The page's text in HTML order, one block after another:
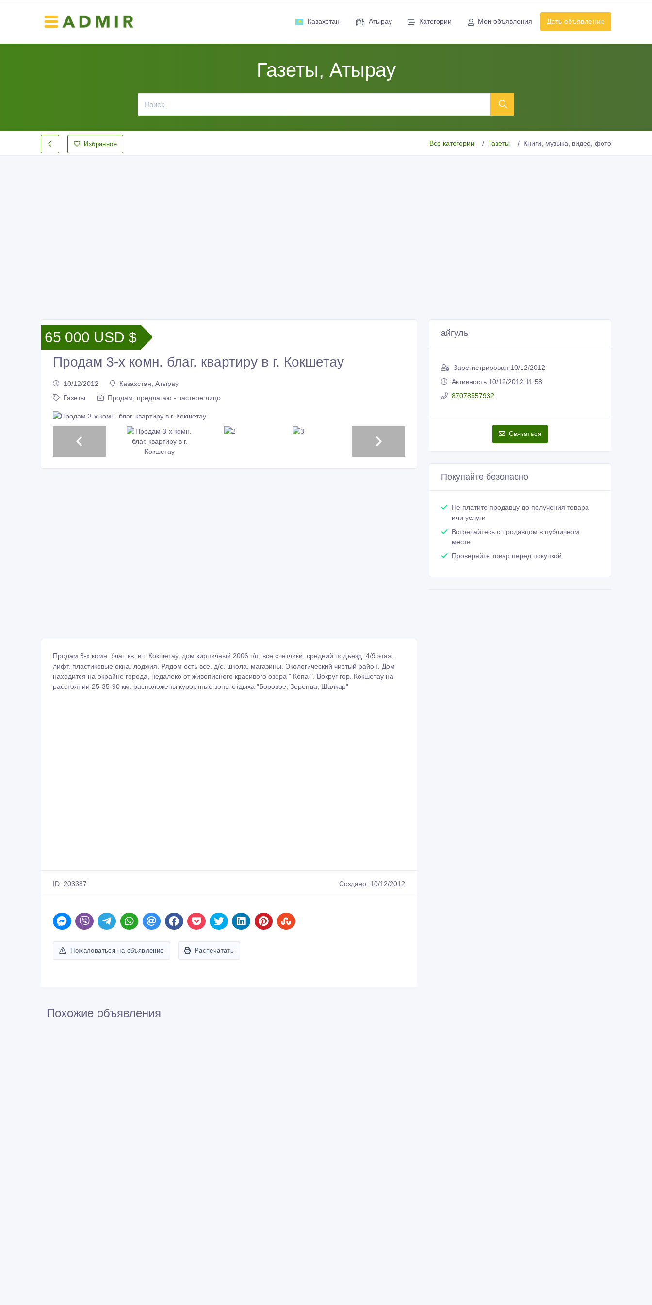
Казахстан Атырау Категории Мои объявления Дать объявление
Газеты, Атырау
Избранное Все категории Газеты Книги, музыка, видео, фото
65 000 USD $
Продам 3-х комн. благ. квартиру в г. Кокшетау
10/12/2012
Казахстан, Атырау
Газеты
Продам, предлагаю - частное лицо
Продам 3-х комн. благ. кв. в г. Кокшетау, дом кирпичный 2006 г/п, все счетчики, средний подъезд, 4/9 этаж,
лифт, пластиковые окна, лоджия. Рядом есть все, д/с, школа, магазины. Экологический чистый район. Дом
находится на окрайне города, недалеко от живописного красивого озера " Копа ". Вокруг гор. Кокшетау на
расстоянии 25-35-90 км. расположены курортные зоны отдыха "Боровое, Зеренда, Шалкар"
ID: 203387 Создано: 10/12/2012
Пожаловаться на объявление Распечатать
айгуль
Зарегистрирован 10/12/2012
Активность 10/12/2012 11:58
87078557932
Связаться
Покупайте безопасно
Не платите продавцу до получения товара
или услуги
Встречайтесь с продавцом в публичном
месте
Проверяйте товар перед покупкой
Похожие объявления